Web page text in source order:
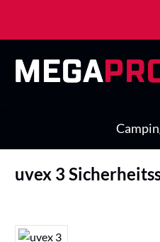
uvex 3
Bildergalerie überspringen